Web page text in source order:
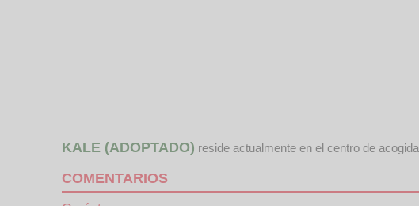
KALE (ADOPTADO) reside actualmente en el centro de acogida
COMENTARIOS